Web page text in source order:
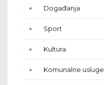
Događanja
Sport
Kultura
Komunalne usluge